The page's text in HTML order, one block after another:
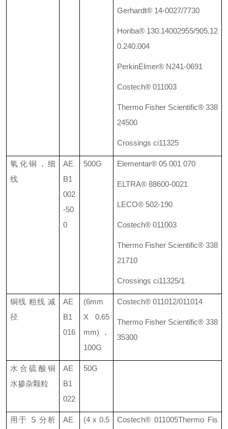
Gerhardt® 14-0027/7730
Horiba® 130.14002955/905.12
0.240.004
PerkinElmer® N241-0691
Costech® 011003
Thermo Fisher Scientific® 338
24500
Crossings ci11325
氧化铜，细
线
AE
B1
002
-50
0
500G Elementar® 05 001 070
ELTRA® 88600-0021
LECO® 502-190
Costech® 011003
Thermo Fisher Scientific® 338
21710
Crossings ci11325/1
铜线 粗线 减
径
AE
B1
016
(6mm
X 0.65
mm) ，
100G
Costech® 011012/011014
Thermo Fisher Scientific® 338
35300
水合硫酸铜
水掺杂颗粒
AE
B1
022
50G
用于 S 分析 AE (4 x 0.5 Costech® 011005Thermo Fis